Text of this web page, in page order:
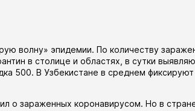
волну» эпидемии. По количеству
в столице и областях , в сутки
500. В Узбекистане в среднем
о зараженных коронавирусом. Но в